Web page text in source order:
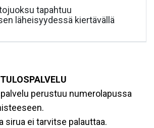
tapahtuu
läheisyydessä kiertävällä
perustuu numerolapussa
sirua ei tarvitse palauttaa.